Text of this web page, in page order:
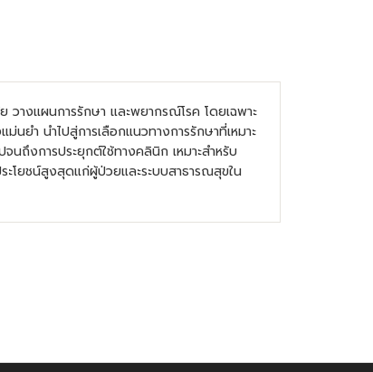
างแผนการรักษา และพยากรณ์โรค โดยเฉพาะ
นยำ นำไปสู่การเลือกแนวทางการรักษาที่เหมาะ
ถึงการประยุกต์ใช้ทางคลินิก เหมาะสำหรับ
โยชน์สูงสุดแก่ผู้ป่วยและระบบสาธารณสุขใน